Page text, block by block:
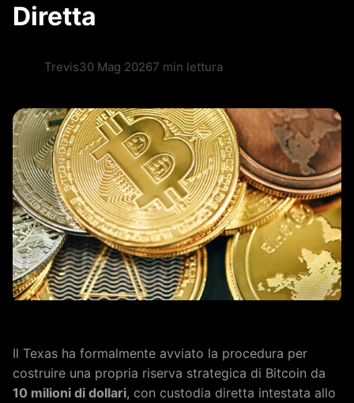
Diretta
Trevis30 Mag 20267 min lettura
Il Texas ha formalmente avviato la procedura per
costruire una propria riserva strategica di Bitcoin da
10 milioni di dollari, con custodia diretta intestata allo